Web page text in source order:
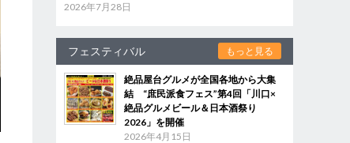
2026年7月28日
フェスティバル もっと見る
絶品屋台グルメが全国各地から大集
結 “庶民派食フェス”第4回「川口×
絶品グルメビール＆日本酒祭り
2026」を開催
2026年4月15日